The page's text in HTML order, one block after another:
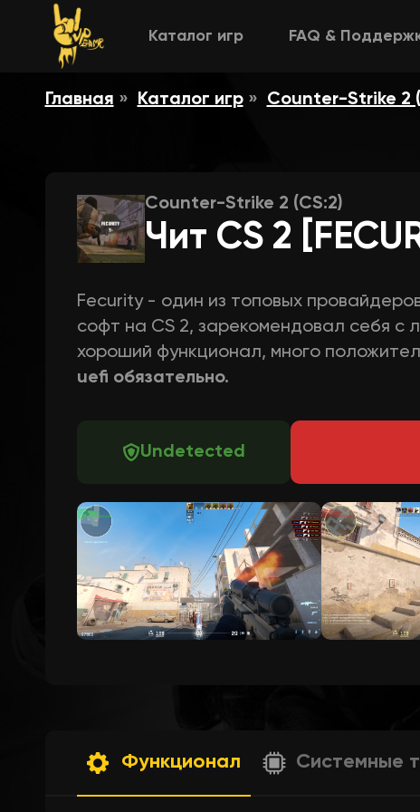
Каталог игр FAQ &
Главная Каталог игр Counter-Strike 2
Counter-Strike 2 (CS:2)
Чит CS 2
Fecurity - один из топовых
софт на CS 2, зарекомендовал себя с
хороший функционал, много
uefi обязательно.
Undetected
Функционал Системные